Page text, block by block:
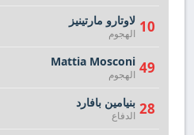
10 لاوتارو مارتينيز
الهجوم
49
Mattia Mosconi
الهجوم
28 بنيامين بافارد
الدفاع